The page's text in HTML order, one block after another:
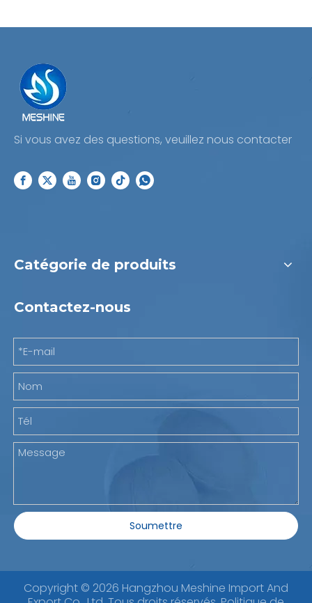
Si vous avez des questions, veuillez nous contacter
Catégorie de produits
Contactez-nous
Soumettre
Copyright © 2026 Hangzhou Meshine Import And